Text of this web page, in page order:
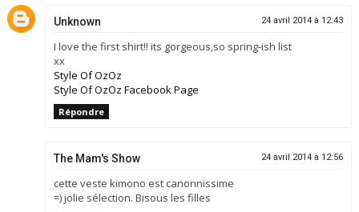
Unknown 24 avril 2014 à 12:43
I love the first shirt!! its gorgeous,so spring-ish list
xx
Style Of OzOz
Style Of OzOz Facebook Page
Répondre
The Mam's Show 24 avril 2014 à 12:56
cette veste kimono est canonnissime
=) jolie sélection. Bisous les filles